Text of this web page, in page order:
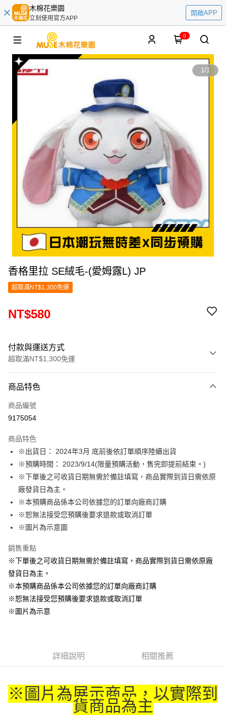
木棉花樂園
立刻使用官方APP
開啟APP
0
1/1
香格里拉 SE絨毛-(愛姆露L) JP
超取滿NT$1,300免運
NT$580
付款與運送方式
超取滿NT$1,300免運
信用卡一次付款
超商取貨付款
Apple Pay
悠遊付
Google Pay
ATM付款
貨到付款
運送方式
全家取貨付款
每筆NT$65，滿NT$1,300(含以上)免運費
付款後全家取貨
每筆NT$65，滿NT$1,300(含以上)免運費
付款後7-11取貨
每筆NT$65，滿NT$1,300(含以上)免運費
商品特色
商品編號
9175054
商品特色
※出貨日： 2024年3月 底前後依訂單順序陸續出貨
※預購時間： 2023/9/14(限量預購活動，售完即提前結束。)
※下單後之可收貨日期無需於備註填寫，商品實際到貨日需依原
廠發貨日為主。
※本預購商品係本公司依據您的訂單向廠商訂購
※恕無法接受您預購後要求退款或取消訂單
※圖片為示意圖
銷售重點
※下單後之可收貨日期無需於備註填寫，商品實際到貨日需依原廠
發貨日為主。
※本預購商品係本公司依據您的訂單向廠商訂購
※恕無法接受您預購後要求退款或取消訂單
※圖片為示意
詳細說明 相關推薦
※圖片為展示商品，以實際到
貨商品為主